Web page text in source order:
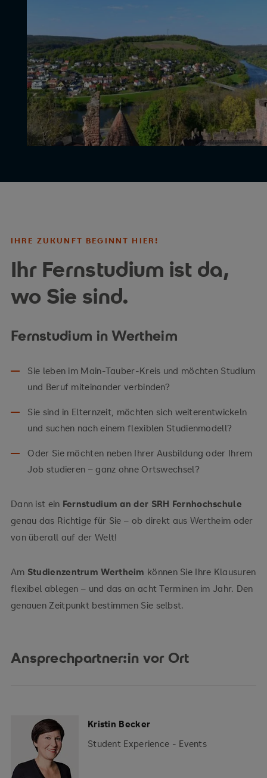
IHRE ZUKUNFT BEGINNT HIER!
Ihr Fernstudium ist da,
wo Sie sind.
Fernstudium in Wertheim
Sie leben im Main-Tauber-Kreis und möchten Studium
und Beruf miteinander verbinden?
Sie sind in Elternzeit, möchten sich weiterentwickeln
und suchen nach einem flexiblen Studienmodell?
Oder Sie möchten neben Ihrer Ausbildung oder Ihrem
Job studieren – ganz ohne Ortswechsel?
Dann ist ein Fernstudium an der SRH Fernhochschule
genau das Richtige für Sie – ob direkt aus Wertheim oder
von überall auf der Welt!
Am Studienzentrum Wertheim können Sie Ihre Klausuren
flexibel ablegen – und das an acht Terminen im Jahr. Den
genauen Zeitpunkt bestimmen Sie selbst.
Ansprechpartner:in vor Ort
Kristin Becker
Student Experience - Events